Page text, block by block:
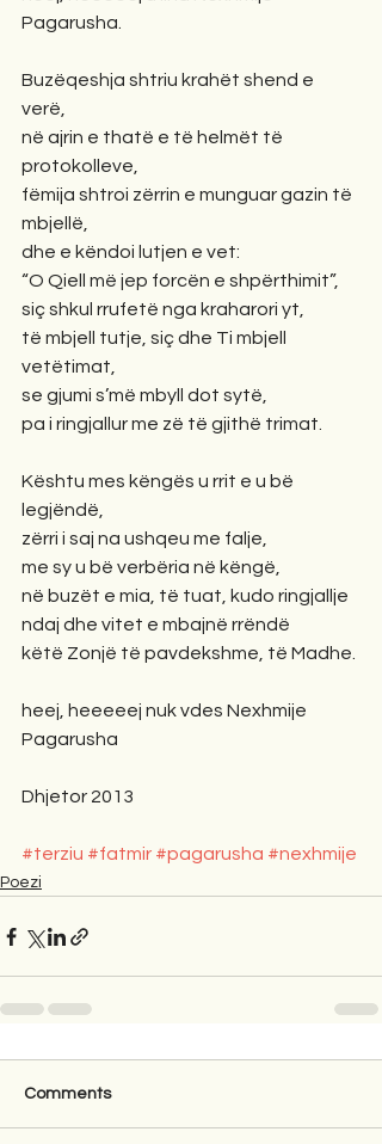
Pagarusha.
Buzëqeshja shtriu krahët shend e
verë,
në ajrin e thatë e të helmët të
protokolleve,
fëmija shtroi zërrin e munguar gazin të
mbjellë,
dhe e këndoi lutjen e vet:
“O Qiell më jep forcën e shpërthimit”,
siç shkul rrufetë nga kraharori yt,
të mbjell tutje, siç dhe Ti mbjell
vetëtimat,
se gjumi s’më mbyll dot sytë,
pa i ringjallur me zë të gjithë trimat.
Kështu mes këngës u rrit e u bë
legjëndë,
zërri i saj na ushqeu me falje,
me sy u bë verbëria në këngë,
në buzët e mia, të tuat, kudo ringjallje
ndaj dhe vitet e mbajnë rrëndë
këtë Zonjë të pavdekshme, të Madhe.
heej, heeeeej nuk vdes Nexhmije
Pagarusha
Dhjetor 2013
#terziu #fatmir #pagarusha #nexhmije
Poezi
Comments